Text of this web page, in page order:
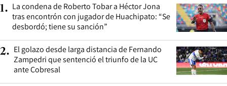
1. La condena de Roberto Tobar a Héctor Jona
tras encontrón con jugador de Huachipato: “Se
desbordó; tiene su sanción”
2. El golazo desde larga distancia de Fernando
Zampedri que sentenció el triunfo de la UC
ante Cobresal